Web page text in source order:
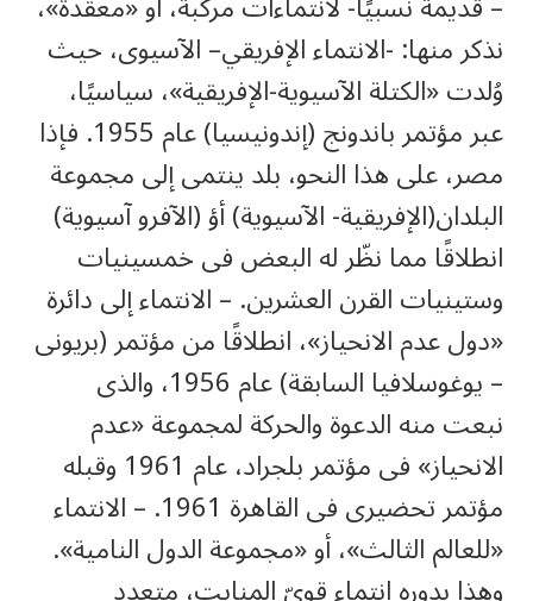
نذكر منها: -الانتماء الإفريقي– الآسيوى، حيث
وُلدت «الكتلة الآسيوية-الإفريقية»، سياسيًا،
عبر مؤتمر باندونج (إندونيسيا) عام 1955. فإذا
مصر، على هذا النحو، بلد ينتمى إلى مجموعة
البلدان(الإفريقية- الآسيوية) أؤ (الآفرو آسيوية)
انطلاقًا مما نظّر له البعض فى خمسينيات
وستينيات القرن العشرين. – الانتماء إلى دائرة
«دول عدم الانحياز»، انطلاقًا من مؤتمر (بريونى
– يوغوسلافيا السابقة) عام 1956، والذى
نبعت منه الدعوة والحركة لمجموعة «عدم
الانحياز» فى مؤتمر بلجراد، عام 1961 وقبله
مؤتمر تحضيرى فى القاهرة 1961. – الانتماء
«للعالم الثالث»، أو «مجموعة الدول النامية».